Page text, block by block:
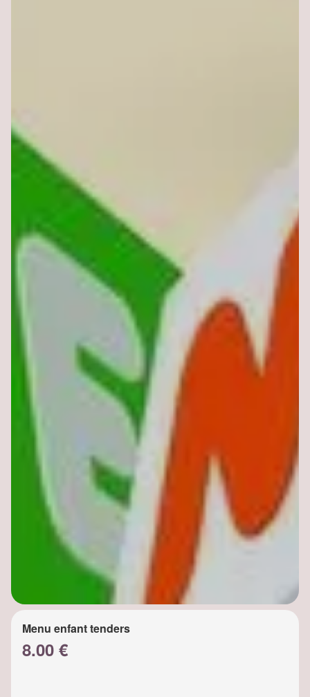
Menu enfant tenders
8.00 €